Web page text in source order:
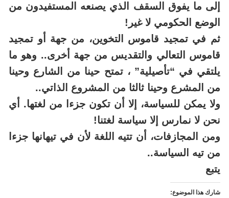
إلى ما يفوق السقف الذي يصنعه المستفيدون من
الوضع الحكومي لا غير!
ثم في تمجيد قاموس التخوين، من جهة أو تمجيد
قاموس التعالي والتقديس من جهة أخرى.. وهو ما
يلتقي في “تأصيلية” ، تمتح حينا من الشارع وحينا
من المشرع وحينا ثالثا من المشروع الذاتي..
ولا يمكن للسياسة، إلا أن تكون جزءا من لغتها. أي
نحن لا نمارس إلا سياسة لغتنا!
ومن المجازفات، أن تتيه اللغة لأن في تيهانها جزءا
من تيه السياسة..
يتبع
شارك هذا الموضوع: